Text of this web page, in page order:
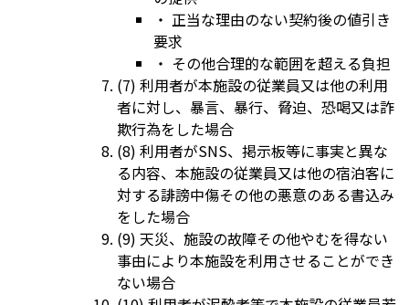
・ 正当な理由のない契約後の値引き
要求
・ その他合理的な範囲を超える負担
(7) 利用者が本施設の従業員又は他の利用
者に対し、暴言、暴行、脅迫、恐喝又は詐
欺行為をした場合
(8) 利用者がSNS、掲示板等に事実と異な
る内容、本施設の従業員又は他の宿泊客に
対する誹謗中傷その他の悪意のある書込み
をした場合
(9) 天災、施設の故障その他やむを得ない
事由により本施設を利用させることができ
ない場合